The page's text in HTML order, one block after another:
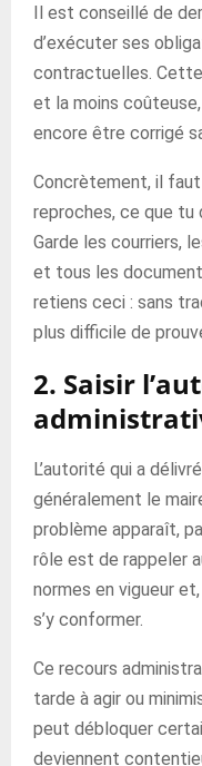
Il est conseillé de
d’exécuter ses
contractuelles.
et la moins
encore être corrigé
Concrètement, il
reproches, ce que tu
Garde les courriers,
et tous les
retiens ceci : sans
plus difficile de
2. Saisir
L’autorité qui a
généralement le
problème apparaît,
rôle est de rappeler
normes en vigueur
s’y conformer.
Ce recours
tarde à agir ou
peut débloquer
deviennent